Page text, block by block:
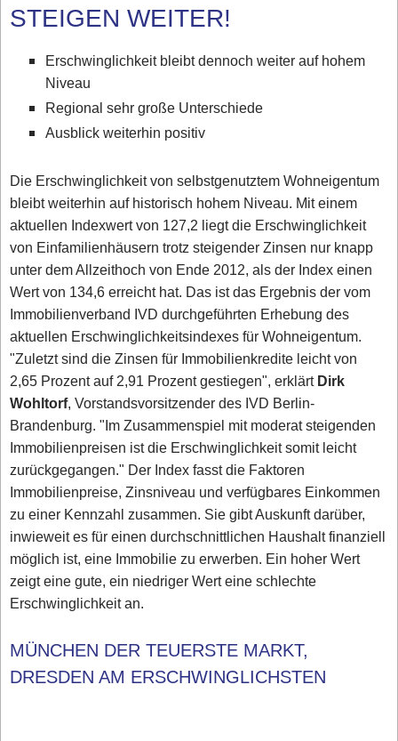
STEIGEN WEITER!
Erschwinglichkeit bleibt dennoch weiter auf hohem
Niveau
Regional sehr große Unterschiede
Ausblick weiterhin positiv
Die Erschwinglichkeit von selbstgenutztem Wohneigentum
bleibt weiterhin auf historisch hohem Niveau. Mit einem
aktuellen Indexwert von 127,2 liegt die Erschwinglichkeit
von Einfamilienhäusern trotz steigender Zinsen nur knapp
unter dem Allzeithoch von Ende 2012, als der Index einen
Wert von 134,6 erreicht hat. Das ist das Ergebnis der vom
Immobilienverband IVD durchgeführten Erhebung des
aktuellen Erschwinglichkeitsindexes für Wohneigentum.
"Zuletzt sind die Zinsen für Immobilienkredite leicht von
2,65 Prozent auf 2,91 Prozent gestiegen", erklärtDirk
Wohltorf, Vorstandsvorsitzender des IVD Berlin-
Brandenburg. "Im Zusammenspiel mit moderat steigenden
Immobilienpreisen ist die Erschwinglichkeit somit leicht
zurückgegangen." Der Index fasst die Faktoren
Immobilienpreise, Zinsniveau und verfügbares Einkommen
zu einer Kennzahl zusammen. Sie gibt Auskunft darüber,
inwieweit es für einen durchschnittlichen Haushalt finanziell
möglich ist, eine Immobilie zu erwerben. Ein hoher Wert
zeigt eine gute, ein niedriger Wert eine schlechte
Erschwinglichkeit an.
MÜNCHEN DER TEUERSTE MARKT,
DRESDEN AM ERSCHWINGLICHSTEN